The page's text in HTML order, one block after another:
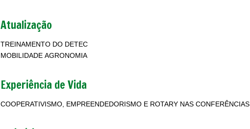
Atualização
TREINAMENTO DO DETEC
MOBILIDADE AGRONOMIA
Experiência de Vida
COOPERATIVISMO, EMPREENDEDORISMO E ROTARY NAS